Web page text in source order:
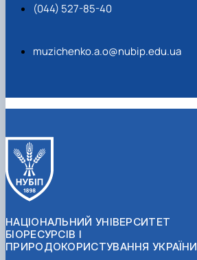
(044) 527-85-40
muzichenko.a.o@nubip.edu.ua
НАЦІОНАЛЬНИЙ УНІВЕРСИТЕТ
БІОРЕСУРСІВ І
ПРИРОДОКОРИСТУВАННЯ УКРАЇНИ